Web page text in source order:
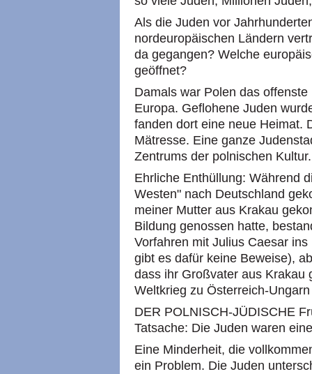
Als die Juden vor
nordeuropäischen Ländern
da gegangen? Welche
geöffnet?
Damals war Polen das
Europa. Geflohene Juden
fanden dort eine neue Heimat.
Mätresse. Eine ganze
Zentrums der polnischen Kultur.
Ehrliche Enthüllung: Während
Westen" nach Deutschland
meiner Mutter aus Krakau
Bildung genossen hatte,
Vorfahren mit Julius Caesar
gibt es dafür keine Beweise),
dass ihr Großvater aus Krakau
Weltkrieg zu Österreich-
DER POLNISCH-JÜDISCHE
Tatsache: Die Juden waren
Eine Minderheit, die
ein Problem. Die Juden